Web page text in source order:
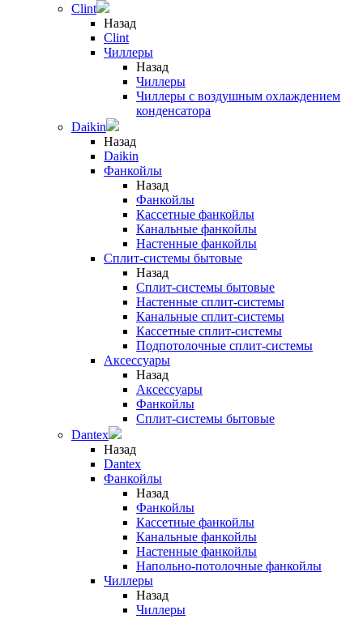
Clint
Назад
Clint
Чиллеры
Назад
Чиллеры
Чиллеры с воздушным охлаждением
конденсатора
Daikin
Назад
Daikin
Фанкойлы
Назад
Фанкойлы
Кассетные фанкойлы
Канальные фанкойлы
Настенные фанкойлы
Сплит-системы бытовые
Назад
Сплит-системы бытовые
Настенные сплит-системы
Канальные сплит-системы
Кассетные сплит-системы
Подпотолочные сплит-системы
Аксессуары
Назад
Аксессуары
Фанкойлы
Сплит-системы бытовые
Dantex
Назад
Dantex
Фанкойлы
Назад
Фанкойлы
Кассетные фанкойлы
Канальные фанкойлы
Настенные фанкойлы
Напольно-потолочные фанкойлы
Чиллеры
Назад
Чиллеры